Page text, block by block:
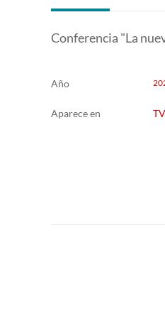
Conferencia "La
Año
Aparece en